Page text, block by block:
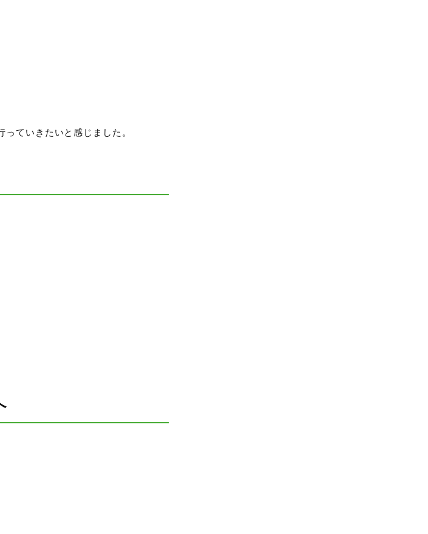
っていきたいと感じました。